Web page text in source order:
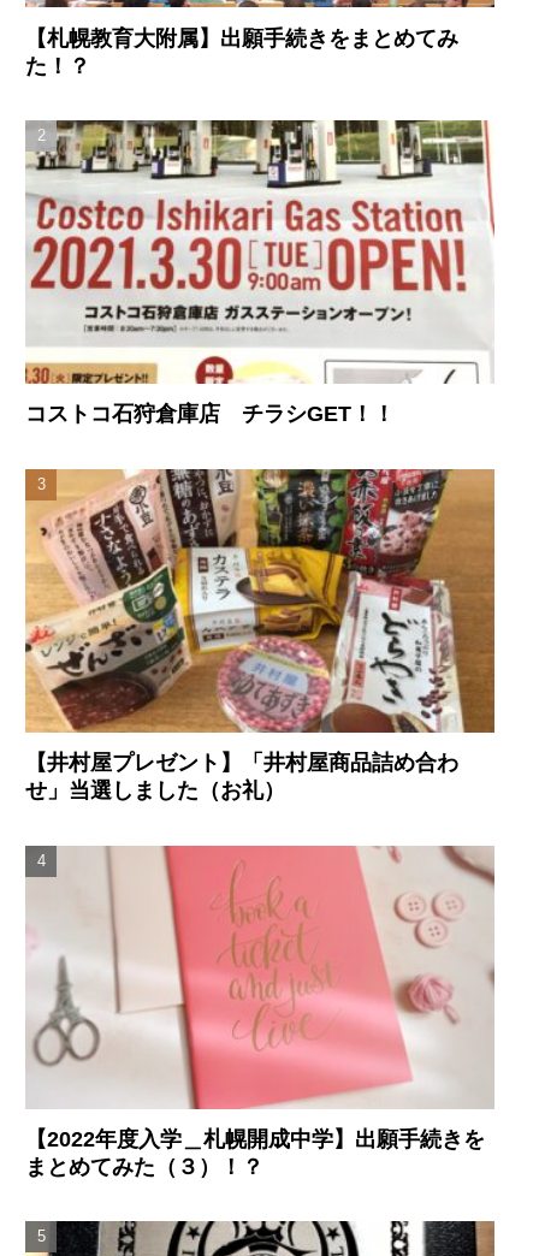
【札幌教育大附属】出願手続きをまとめてみ
た！？
コストコ石狩倉庫店 チラシGET！！
【井村屋プレゼント】「井村屋商品詰め合わ
せ」当選しました（お礼）
【2022年度入学＿札幌開成中学】出願手続きを
まとめてみた（３）！？